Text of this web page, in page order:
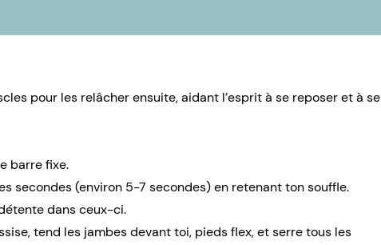
pour les relâcher ensuite, aidant l’esprit à se reposer et à se
barre fixe.
secondes (environ 5-7 secondes) en retenant ton souffle.
dans ceux-ci.
tend les jambes devant toi, pieds flex, et serre tous les